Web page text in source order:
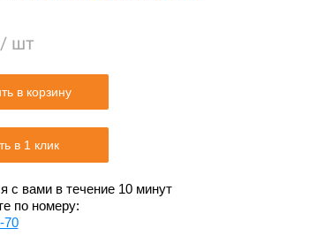
шт
в корзину
в 1 клик
с вами в течение 10 минут
по номеру:
70